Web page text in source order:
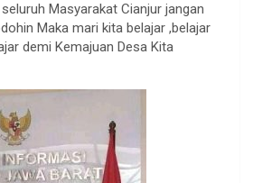
Masyarakat Cianjur jangan
Maka mari kita belajar ,belajar
demi Kemajuan Desa Kita